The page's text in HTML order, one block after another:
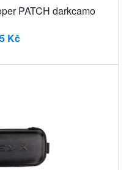
PATCH darkcamo
Kč